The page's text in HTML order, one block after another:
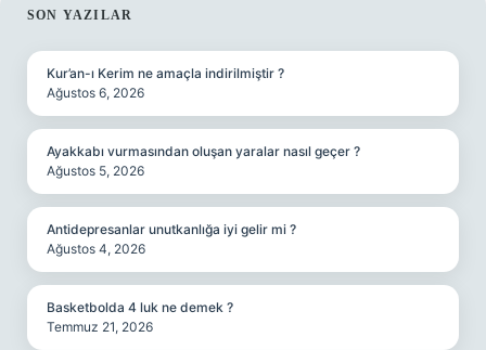
SIDEBAR
SON YAZILAR
Kur’an-ı Kerim ne amaçla indirilmiştir ?
Ağustos 6, 2026
Ayakkabı vurmasından oluşan yaralar nasıl geçer ?
Ağustos 5, 2026
Antidepresanlar unutkanlığa iyi gelir mi ?
Ağustos 4, 2026
Basketbolda 4 luk ne demek ?
Temmuz 21, 2026